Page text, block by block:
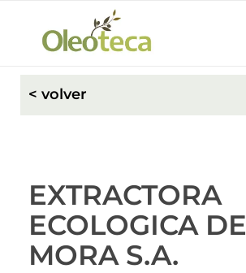
< volver
EXTRACTORA
ECOLOGICA DE
MORA S.A.